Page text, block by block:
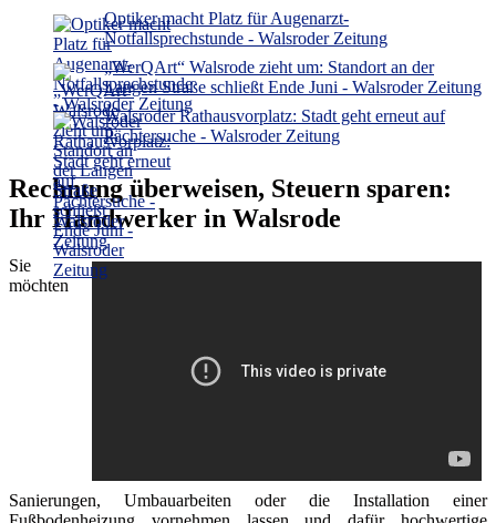
Optiker macht Platz für Augenarzt-
Notfallsprechstunde - Walsroder Zeitung
„WerQArt“ Walsrode zieht um: Standort an der
Langen Straße schließt Ende Juni - Walsroder Zeitung
Walsroder Rathausvorplatz: Stadt geht erneut auf
Pächtersuche - Walsroder Zeitung
Rechnung überweisen, Steuern sparen:
Ihr Handwerker in Walsrode
Sie
möchten
Sanierungen, Umbauarbeiten oder die Installation einer